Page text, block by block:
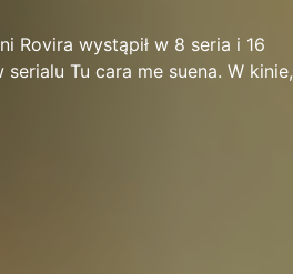
Rovira wystąpił w 8 seria i 16
Tu cara me suena. W kinie,